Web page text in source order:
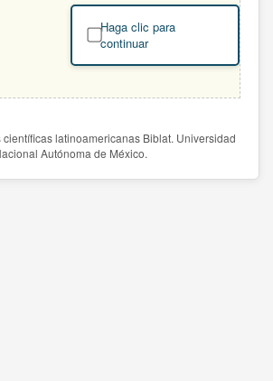
Haga clic para
continuar
latinoamericanas Biblat. Universidad
Autónoma de México.